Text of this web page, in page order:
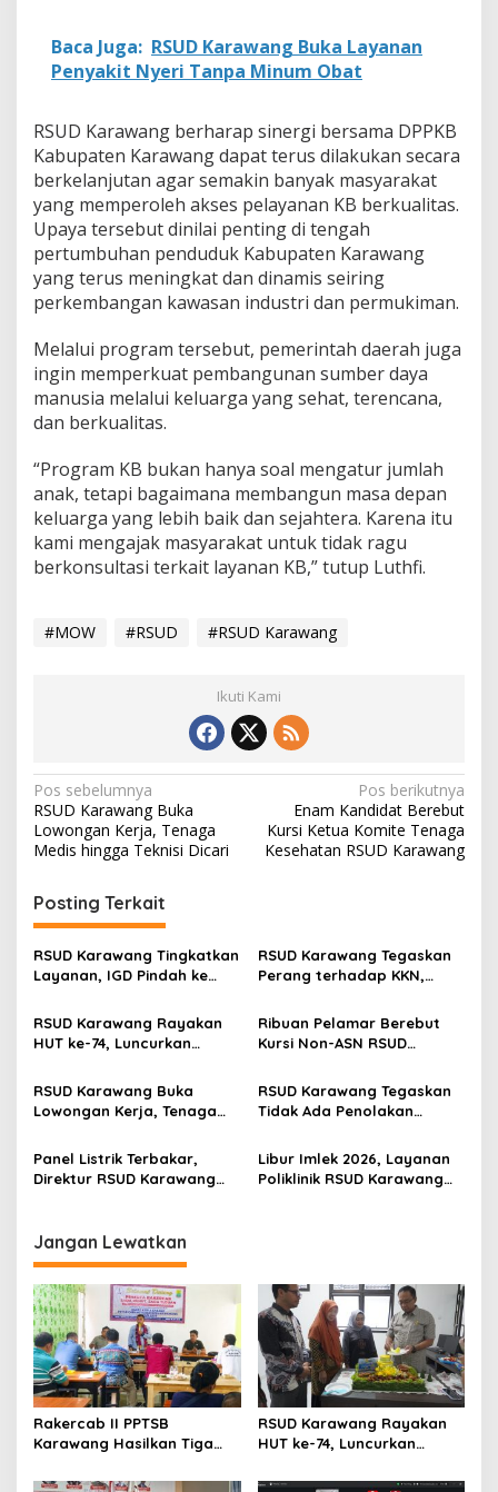
Baca Juga: RSUD Karawang Buka Layanan
Penyakit Nyeri Tanpa Minum Obat
RSUD Karawang berharap sinergi bersama DPPKB
Kabupaten Karawang dapat terus dilakukan secara
berkelanjutan agar semakin banyak masyarakat
yang memperoleh akses pelayanan KB berkualitas.
Upaya tersebut dinilai penting di tengah
pertumbuhan penduduk Kabupaten Karawang
yang terus meningkat dan dinamis seiring
perkembangan kawasan industri dan permukiman.
Melalui program tersebut, pemerintah daerah juga
ingin memperkuat pembangunan sumber daya
manusia melalui keluarga yang sehat, terencana,
dan berkualitas.
“Program KB bukan hanya soal mengatur jumlah
anak, tetapi bagaimana membangun masa depan
keluarga yang lebih baik dan sejahtera. Karena itu
kami mengajak masyarakat untuk tidak ragu
berkonsultasi terkait layanan KB,” tutup Luthfi.
#MOW #RSUD #RSUD Karawang
Ikuti Kami
N
a
v
i
g
a
s
i
p
s
Pos sebelumnya
RSUD Karawang Buka
Lowongan Kerja, Tenaga
Medis hingga Teknisi Dicari
Pos berikutnya
Enam Kandidat Berebut
Kursi Ketua Komite Tenaga
Kesehatan RSUD Karawang
Posting Terkait
RSUD Karawang Tingkatkan
Layanan, IGD Pindah ke
Ruang Rawat Inap PEDES
Berkapasitas 31 Tempat
RSUD Karawang Tegaskan
Perang terhadap KKN,
Teken Pakta Integritas
RSUD Karawang Rayakan
HUT ke-74, Luncurkan
untuk Tingkatkan
Pelayanan Kesehatan
Ribuan Pelamar Berebut
Kursi Non-ASN RSUD
Digelar Ketat di Unsika
RSUD Karawang Buka
Lowongan Kerja, Tenaga
RSUD Karawang Tegaskan
Tidak Ada Penolakan
Resminya
Panel Listrik Terbakar,
Direktur RSUD Karawang
Libur Imlek 2026, Layanan
Poliklinik RSUD Karawang
Jangan Lewatkan
Rakercab II PPTSB
Karawang Hasilkan Tiga
Adat
RSUD Karawang Rayakan
HUT ke-74, Luncurkan
untuk Tingkatkan